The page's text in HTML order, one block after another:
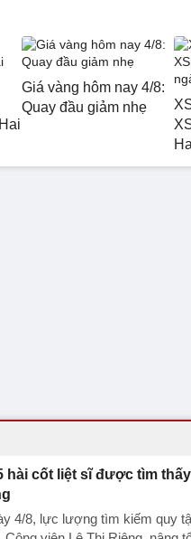
Giá vàng hôm nay 4/8:
Quay đầu giảm nhẹ
hài cốt liệt sĩ được tìm
4/8, lực lượng tìm kiếm quy